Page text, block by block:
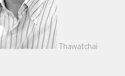
Thawatchai